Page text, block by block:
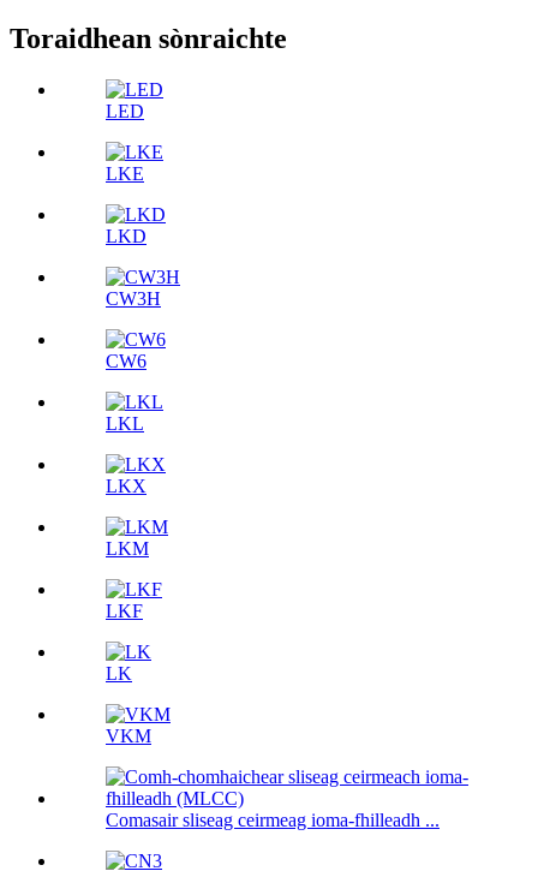
Toraidhean sònraichte
LED
LKE
LKD
CW3H
CW6
LKL
LKX
LKM
LKF
LK
VKM
Comasair sliseag ceirmeag ioma-fhilleadh ...